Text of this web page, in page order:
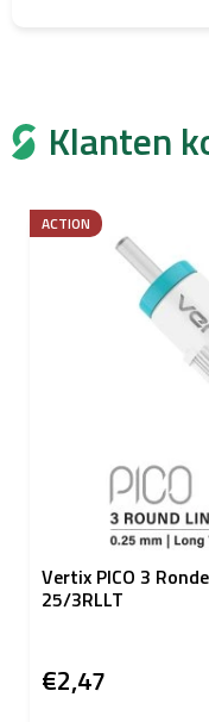
Klanten
ACTION
Vertix PICO 3
25/3RLLT
€2,47